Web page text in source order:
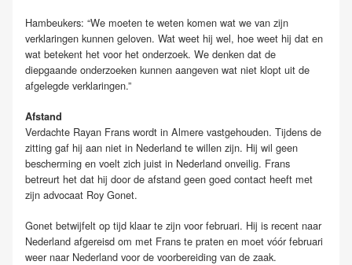
Hambeukers: “We moeten te weten komen wat we van zijn
verklaringen kunnen geloven. Wat weet hij wel, hoe weet hij dat en
wat betekent het voor het onderzoek. We denken dat de
diepgaande onderzoeken kunnen aangeven wat niet klopt uit de
afgelegde verklaringen.”
Afstand
Verdachte Rayan Frans wordt in Almere vastgehouden. Tijdens de
zitting gaf hij aan niet in Nederland te willen zijn. Hij wil geen
bescherming en voelt zich juist in Nederland onveilig. Frans
betreurt het dat hij door de afstand geen goed contact heeft met
zijn advocaat Roy Gonet.
Gonet betwijfelt op tijd klaar te zijn voor februari. Hij is recent naar
Nederland afgereisd om met Frans te praten en moet vóór februari
weer naar Nederland voor de voorbereiding van de zaak.